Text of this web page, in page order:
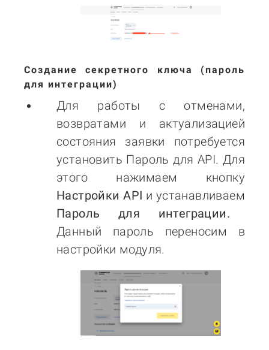
Создание секретного ключа (пароль
для интеграции)
Для работы с отменами,
возвратами и актуализацией
состояния заявки потребуется
установить Пароль для API. Для
этого нажимаем кнопку
Настройки API и устанавливаем
Пароль для интеграции.
Данный пароль переносим в
настройки модуля.